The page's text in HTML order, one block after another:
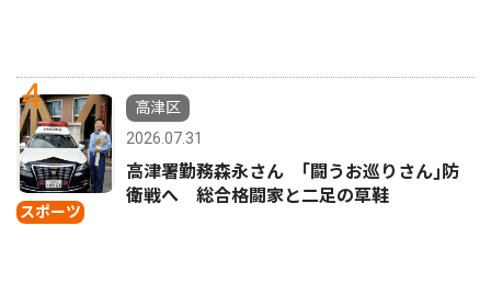
4
スポーツ
高津区
2026.07.31
高津署勤務森永さん ｢闘うお巡りさん｣防
衛戦へ 総合格闘家と二足の草鞋